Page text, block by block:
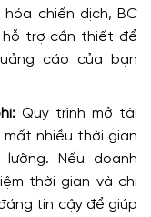
chiến dịch, BC
trợ cần thiết để
cáo của bạn
Quy trình mở tài
nhiều thời gian
Nếu doanh
thời gian và chi
tin cậy để giúp